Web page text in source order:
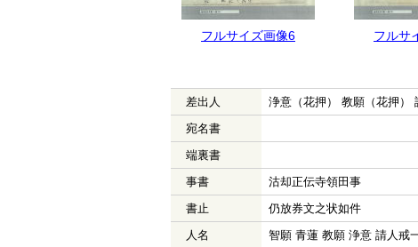
フルサイズ画像6 フルサ
差出人
浄意（花押） 教願（花押）
宛名書
端裏書
事書
沽却正伝寺領田事
書止
仍放券文之状如件
人名
智願 青蓮 教願 浄意 請人戒